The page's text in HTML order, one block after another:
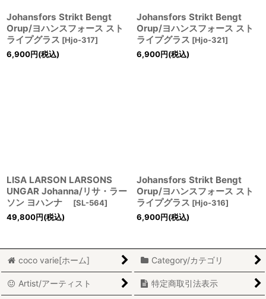
Johansfors Strikt Bengt
Orup/ヨハンスフォース スト
ライプグラス [Hjo-317]
6,900円(税込)
Johansfors Strikt Bengt
Orup/ヨハンスフォース スト
ライプグラス [Hjo-321]
6,900円(税込)
LISA LARSON LARSONS
UNGAR Johanna/リサ・ラー
ソン ヨハンナ
[SL-564]
49,800円(税込)
Johansfors Strikt Bengt
Orup/ヨハンスフォース スト
ライプグラス [Hjo-316]
6,900円(税込)
coco varie[ホーム] Category/カテゴリ
Artist/アーティスト 特定商取引法表示